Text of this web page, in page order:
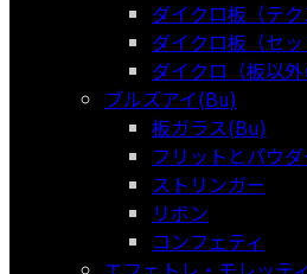
ダイクロ板（テク
ダイクロ板（セッ
ダイクロ（板以外
ブルズアイ(Bu)
板ガラス(Bu)
フリットとパウダ
ストリンガー
リボン
コンフェティ